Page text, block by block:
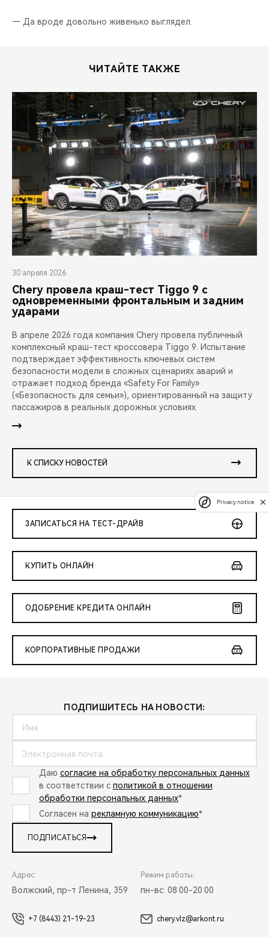
— Да вроде довольно живенько выглядел.
ЧИТАЙТЕ ТАКЖЕ
30 апреля 2026
Chery провела краш-тест Tiggo 9 с
одновременными фронтальным и задним
ударами
В апреле 2026 года компания Chery провела публичный
комплексный краш-тест кроссовера Tiggo 9. Испытание
подтверждает эффективность ключевых систем
безопасности модели в сложных сценариях аварий и
отражает подход бренда «Safety For Family»
(«Безопасность для семьи»), ориентированный на защиту
пассажиров в реальных дорожных условиях.
К СПИСКУ НОВОСТЕЙ
ЗАПИСАТЬСЯ НА ТЕСТ-ДРАЙВ
КУПИТЬ ОНЛАЙН
ОДОБРЕНИЕ КРЕДИТА ОНЛАЙН
КОРПОРАТИВНЫЕ ПРОДАЖИ
ПОДПИШИТЕСЬ НА НОВОСТИ:
Даю согласие на обработку персональных данных
в соответствии с политикой в отношении
обработки персональных данных*
Согласен на рекламную коммуникацию*
ПОДПИСАТЬСЯ
Адрес:
Волжский, пр-т Ленина, 359
Режим работы:
пн-вс: 08:00-20:00
+7 (8443) 21-19-23 chery.vlz@arkont.ru
Privacy notice